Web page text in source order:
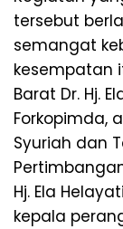
tersebut
semangat
kesempatan
Barat Dr. Hj.
Forkopimda,
Syuriah dan
Hj. Ela
kepala